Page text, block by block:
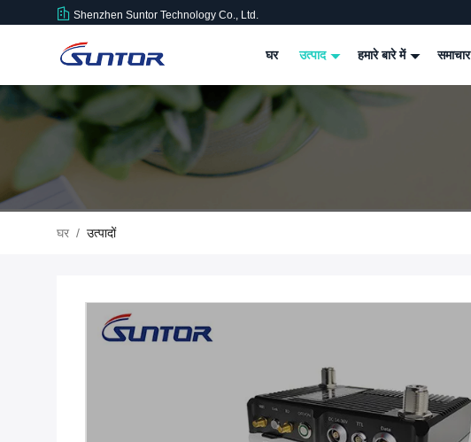
Shenzhen Suntor Technology Co., Ltd.
घर उत्पाद हमारे बारे में समाचार
घर / उत्पादों